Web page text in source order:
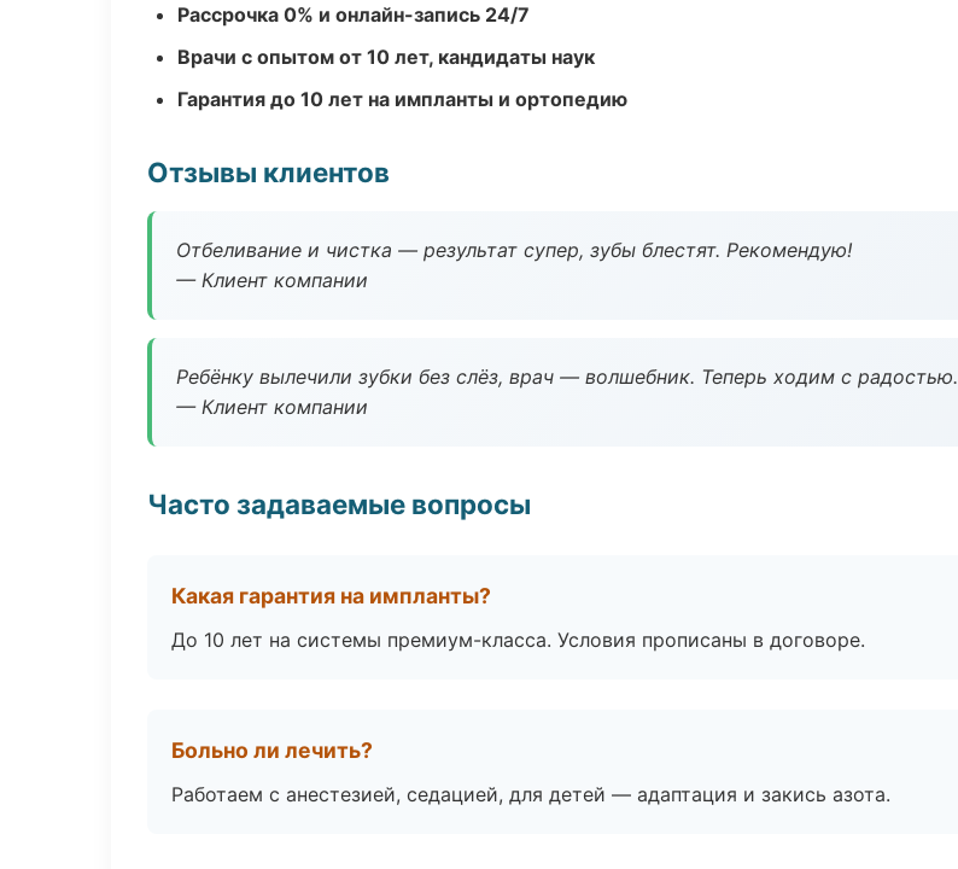
Рассрочка 0% и онлайн-запись 24/7
Врачи с опытом от 10 лет, кандидаты наук
Гарантия до 10 лет на импланты и ортопедию
Отзывы клиентов
Отбеливание и чистка — результат супер, зубы блестят. Рекомендую!
— Клиент компании
Ребёнку вылечили зубки без слёз, врач — волшебник. Теперь ходим с радостью.
— Клиент компании
Часто задаваемые вопросы
Какая гарантия на импланты?
До 10 лет на системы премиум-класса. Условия прописаны в договоре.
Больно ли лечить?
Работаем с анестезией, седацией, для детей — адаптация и закись азота.